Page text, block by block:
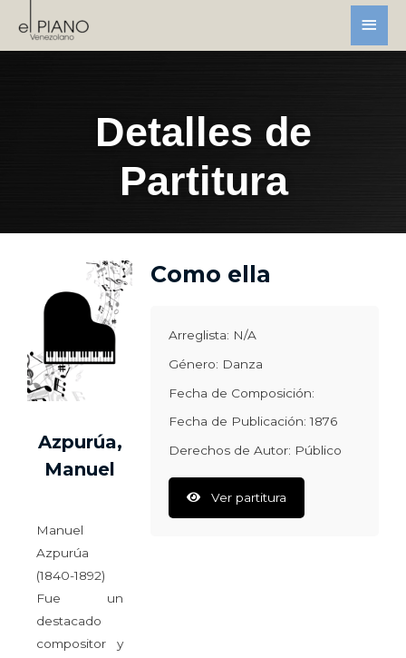
Detalles de
Partitura
Azpurúa,
Manuel
Manuel
Azpurúa
(1840-1892)
Fue un
destacado
compositor y
Como ella
Arreglista: N/A
Género: Danza
Fecha de Composición:
Fecha de Publicación: 1876
Derechos de Autor: Público
Ver partitura